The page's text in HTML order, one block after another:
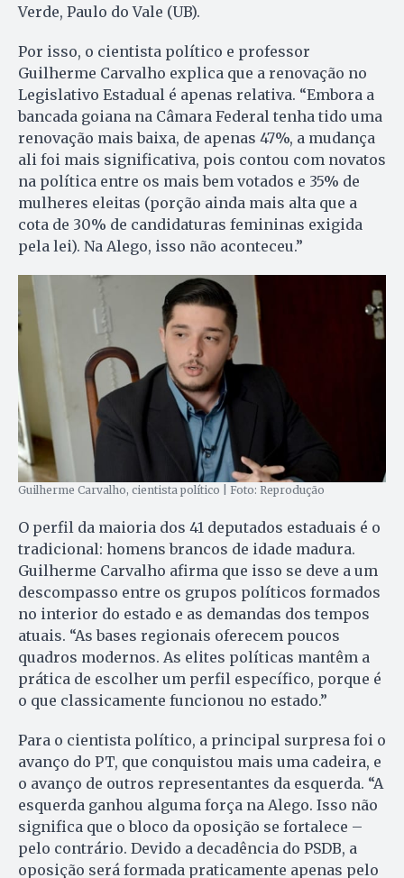
Verde, Paulo do Vale (UB).
Por isso, o cientista político e professor
Guilherme Carvalho explica que a renovação no
Legislativo Estadual é apenas relativa. “Embora a
bancada goiana na Câmara Federal tenha tido uma
renovação mais baixa, de apenas 47%, a mudança
ali foi mais significativa, pois contou com novatos
na política entre os mais bem votados e 35% de
mulheres eleitas (porção ainda mais alta que a
cota de 30% de candidaturas femininas exigida
pela lei). Na Alego, isso não aconteceu.”
Guilherme Carvalho, cientista político | Foto: Reprodução
O perfil da maioria dos 41 deputados estaduais é o
tradicional: homens brancos de idade madura.
Guilherme Carvalho afirma que isso se deve a um
descompasso entre os grupos políticos formados
no interior do estado e as demandas dos tempos
atuais. “As bases regionais oferecem poucos
quadros modernos. As elites políticas mantêm a
prática de escolher um perfil específico, porque é
o que classicamente funcionou no estado.”
Para o cientista político, a principal surpresa foi o
avanço do PT, que conquistou mais uma cadeira, e
o avanço de outros representantes da esquerda. “A
esquerda ganhou alguma força na Alego. Isso não
significa que o bloco da oposição se fortalece –
pelo contrário. Devido a decadência do PSDB, a
oposição será formada praticamente apenas pelo